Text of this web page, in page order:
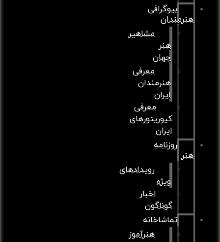
بیوگرافی
هنرمندان
مشاهیر
هنر
جهان
معرفی
هنرمندان
ایران
معرفی
کیوریتورهای
ایران
روزنامه
هنر
رویدادهای
ویژه
اخبار
گوناگون
تماشاخانه
هنرآموز